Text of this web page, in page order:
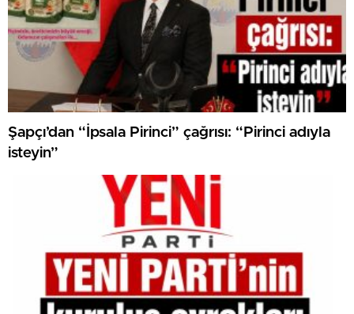
Şapçı’dan “İpsala Pirinci” çağrısı: “Pirinci adıyla
isteyin”